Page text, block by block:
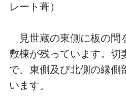
レート葺）
見世蔵の東側に板の間
敷棟が残っています。切
で、東側及び北側の縁側
います。